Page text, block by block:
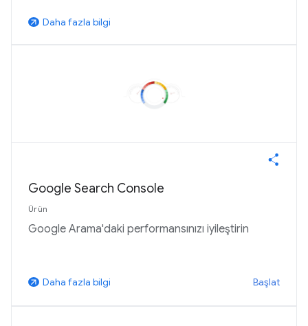
arrow_outward Daha fazla bilgi
Google Search Console
Ürün
Google Arama'daki performansınızı iyileştirin
arrow_outward Daha fazla bilgi Başlat